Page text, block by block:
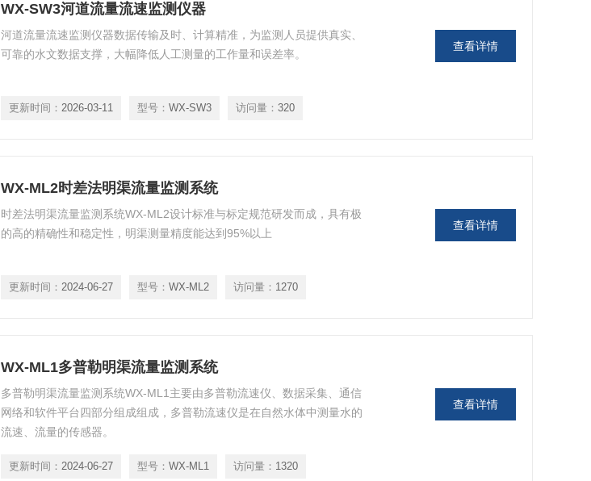
WX-SW3河道流量流速监测仪器
河道流量流速监测仪器数据传输及时、计算精准，为监测人员提供真实、
可靠的水文数据支撑，大幅降低人工测量的工作量和误差率。
更新时间： 2026-03-11 型号： WX-SW3 访问量： 320
查看详情
WX-ML2时差法明渠流量监测系统
时差法明渠流量监测系统WX-ML2设计标准与标定规范研发而成，具有极
的高的精确性和稳定性，明渠测量精度能达到95%以上
更新时间： 2024-06-27 型号： WX-ML2 访问量： 1270
查看详情
WX-ML1多普勒明渠流量监测系统
多普勒明渠流量监测系统WX-ML1主要由多普勒流速仪、数据采集、通信
网络和软件平台四部分组成组成，多普勒流速仪是在自然水体中测量水的
流速、流量的传感器。
更新时间： 2024-06-27 型号： WX-ML1 访问量： 1320
查看详情